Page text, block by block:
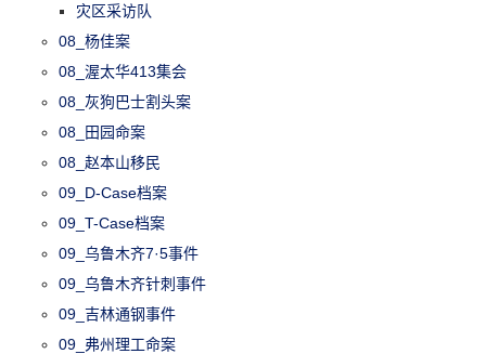
灾区采访队
08_杨佳案
08_渥太华413集会
08_灰狗巴士割头案
08_田园命案
08_赵本山移民
09_D-Case档案
09_T-Case档案
09_乌鲁木齐7·5事件
09_乌鲁木齐针刺事件
09_吉林通钢事件
09_弗州理工命案